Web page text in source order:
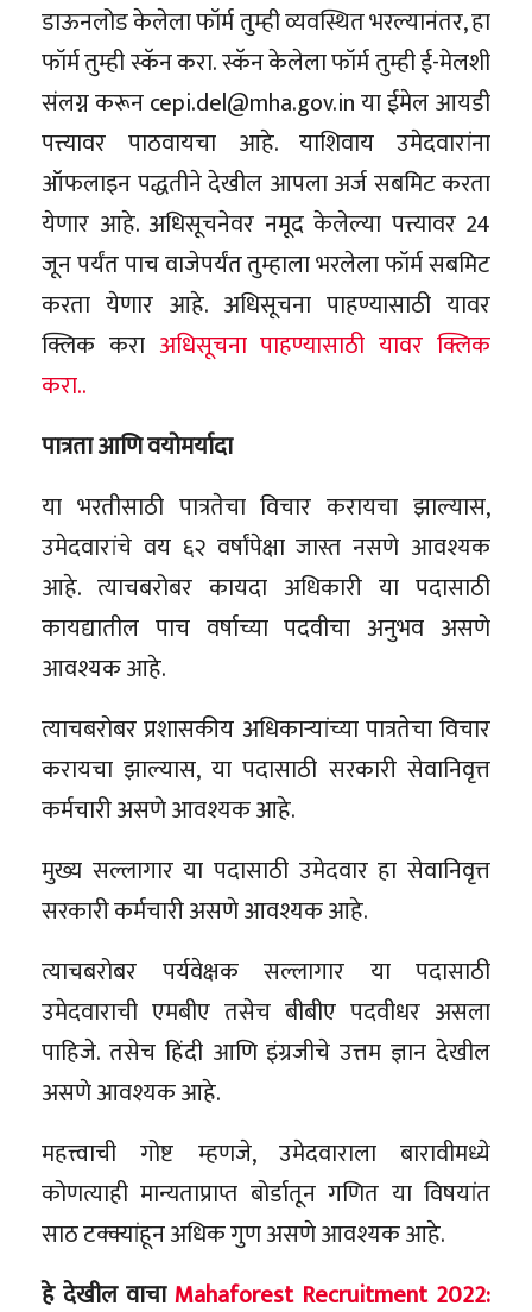
डाऊनलोड केलेला फॉर्म तुम्ही व्यवस्थित भरल्यानंतर, हा
फॉर्म तुम्ही स्कॅन करा. स्कॅन केलेला फॉर्म तुम्ही ई-मेलशी
संलग्न करून cepi.del@mha.gov.in या ईमेल आयडी
पत्त्यावर पाठवायचा आहे. याशिवाय उमेदवारांना
ऑफलाइन पद्धतीने देखील आपला अर्ज सबमिट करता
येणार आहे. अधिसूचनेवर नमूद केलेल्या पत्त्यावर 24
जून पर्यंत पाच वाजेपर्यंत तुम्हाला भरलेला फॉर्म सबमिट
करता येणार आहे. अधिसूचना पाहण्यासाठी यावर
क्लिक करा अधिसूचना पाहण्यासाठी यावर क्लिक
करा..
पात्रता आणि वयोमर्यादा
या भरतीसाठी पात्रतेचा विचार करायचा झाल्यास,
उमेदवारांचे वय ६२ वर्षांपेक्षा जास्त नसणे आवश्यक
आहे. त्याचबरोबर कायदा अधिकारी या पदासाठी
कायद्यातील पाच वर्षाच्या पदवीचा अनुभव असणे
आवश्यक आहे.
त्याचबरोबर प्रशासकीय अधिकाऱ्यांच्या पात्रतेचा विचार
करायचा झाल्यास, या पदासाठी सरकारी सेवानिवृत्त
कर्मचारी असणे आवश्यक आहे.
मुख्य सल्लागार या पदासाठी उमेदवार हा सेवानिवृत्त
सरकारी कर्मचारी असणे आवश्यक आहे.
त्याचबरोबर पर्यवेक्षक सल्लागार या पदासाठी
उमेदवाराची एमबीए तसेच बीबीए पदवीधर असला
पाहिजे. तसेच हिंदी आणि इंग्रजीचे उत्तम ज्ञान देखील
असणे आवश्यक आहे.
महत्त्वाची गोष्ट म्हणजे, उमेदवाराला बारावीमध्ये
कोणत्याही मान्यताप्राप्त बोर्डातून गणित या विषयांत
साठ टक्क्यांहून अधिक गुण असणे आवश्यक आहे.
हे देखील वाचाMahaforest Recruitment 2022: